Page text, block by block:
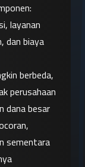
layanan
dan biaya
berbeda,
perusahaan
dana besar
sementara